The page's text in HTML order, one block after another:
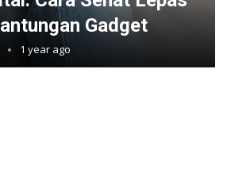
Gadget
1 year ago